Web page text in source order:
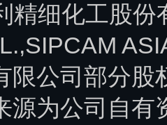
细化工股份
限公司部分股
源为公司自有